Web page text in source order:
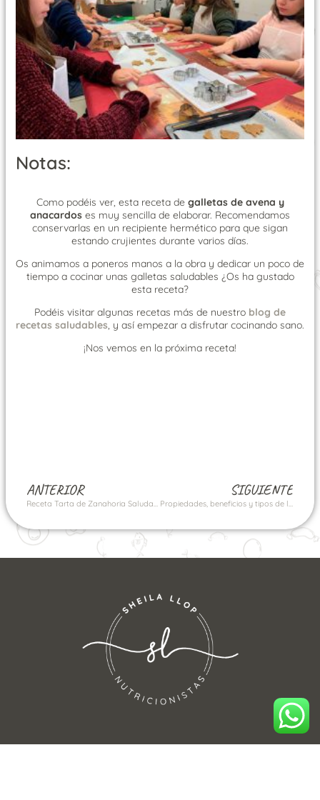
Notas:
Como podéis ver, esta receta de galletas de avena y
anacardos es muy sencilla de elaborar. Recomendamos
conservarlas en un recipiente hermético para que sigan
estando crujientes durante varios días.
Os animamos a poneros manos a la obra y dedicar un poco de
tiempo a cocinar unas galletas saludables ¿Os ha gustado
esta receta?
Podéis visitar algunas recetas más de nuestro blog de
recetas saludables, y así empezar a disfrutar cocinando sano.
¡Nos vemos en la próxima receta!
ANTERIOR
Receta Tarta de Zanahoria Saludable
SIGUIENTE
Propiedades, beneficios y tipos de legumbres.